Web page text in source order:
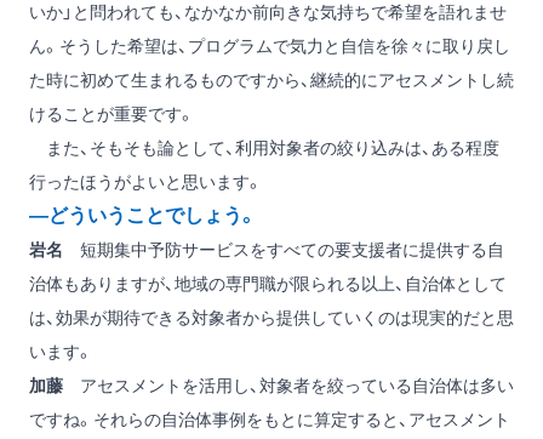
いか」と問われても、なかなか前向きな気持ちで希望を語れませ
ん。そうした希望は、プログラムで気力と自信を徐々に取り戻し
た時に初めて生まれるものですから、継続的にアセスメントし続
けることが重要です。
また、そもそも論として、利用対象者の絞り込みは、ある程度
行ったほうがよいと思います。
―どういうことでしょう。
岩名 短期集中予防サービスをすべての要支援者に提供する自
治体もありますが、地域の専門職が限られる以上、自治体として
は、効果が期待できる対象者から提供していくのは現実的だと思
います。
加藤 アセスメントを活用し、対象者を絞っている自治体は多い
ですね。それらの自治体事例をもとに算定すると、アセスメント